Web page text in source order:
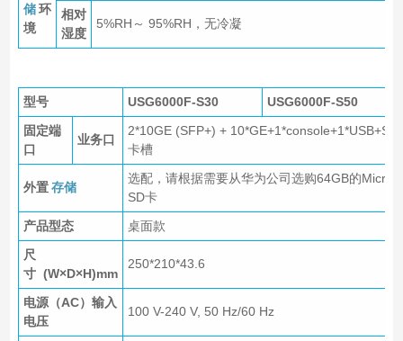
储 环
境
相对
湿度
5%RH～ 95%RH，无冷凝
型号 USG6000F-S30
USG6000F-S50
固定端
口
业务口
2*10GE (SFP+) + 10*GE+1*console+1*USB+SD
卡槽
外置 存储
选配，请根据需要从华为公司选购64GB的Micro
SD卡
产品型态
桌面款
尺
寸 (W×D×H)mm
250*210*43.6
电源（AC）输入
电压
100 V-240 V, 50 Hz/60 Hz